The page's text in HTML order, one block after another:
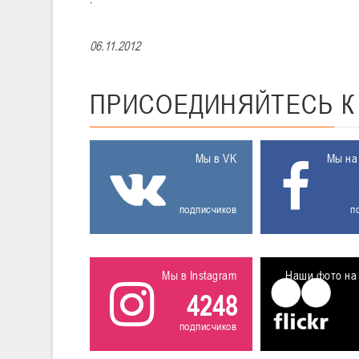
06.11.2012
ПРИСОЕДИНЯЙТЕСЬ К
Мы в VK
подписчиков
Мы на
Мы в Instagram
4248
подписчиков
Наши фото на